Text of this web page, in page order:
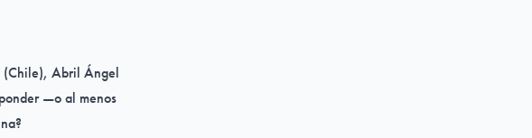
(Chile), Abril Ángel
—o al menos